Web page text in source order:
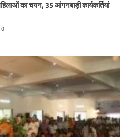
का चयन, 35 आंगनबाड़ी कार्यकर्तियां
0